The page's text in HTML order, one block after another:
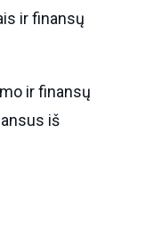
ir finansų
ir finansų
iš